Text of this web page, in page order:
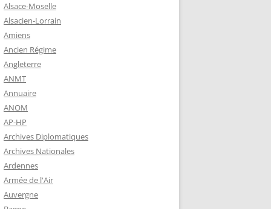
SUR-
MARIE
SUR-
1965)
SUR-
(1910-
Alsace-Moselle
Alsacien-Lorrain
Amiens
Ancien Régime
Angleterre
ANMT
Annuaire
ANOM
AP-HP
Archives Diplomatiques
Archives Nationales
Ardennes
Armée de l'Air
Auvergne